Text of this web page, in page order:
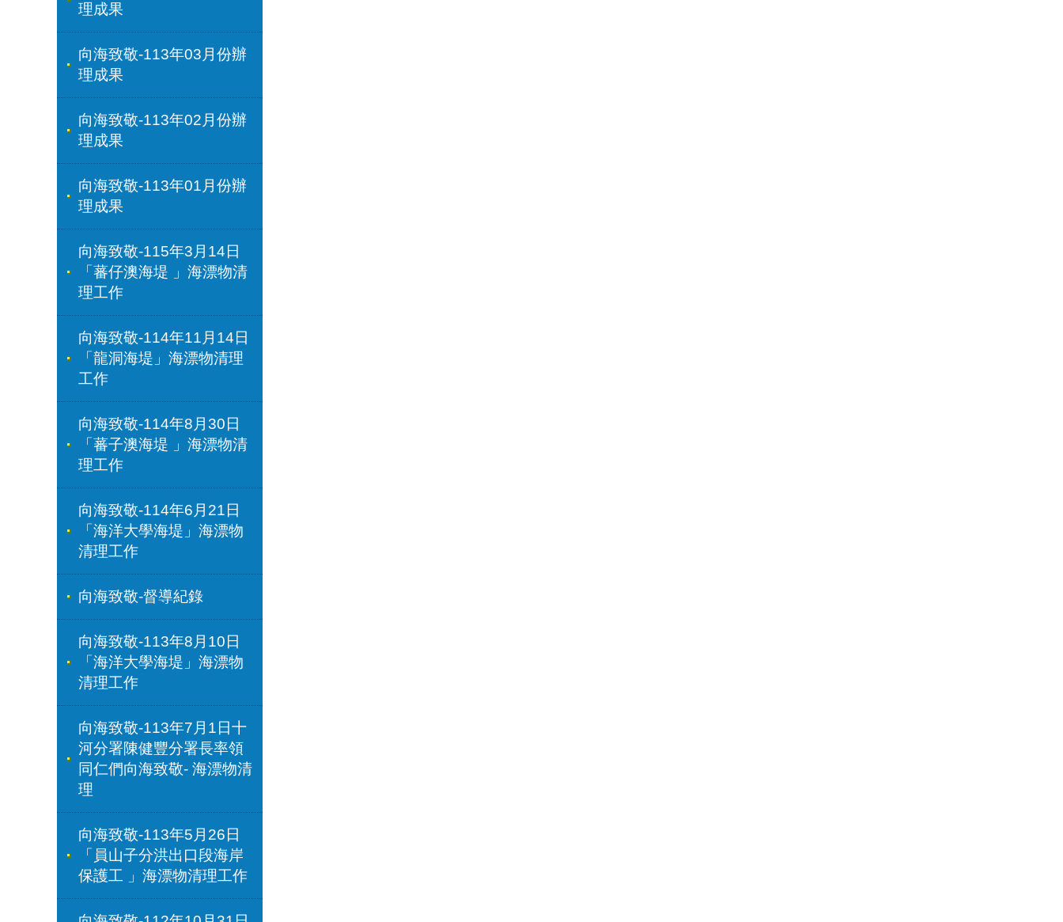
理成果
向海致敬-113年03月份辦
理成果
向海致敬-113年02月份辦
理成果
向海致敬-113年01月份辦
理成果
向海致敬-115年3月14日
「蕃仔澳海堤 」海漂物清
理工作
向海致敬-114年11月14日
「龍洞海堤」海漂物清理
工作
向海致敬-114年8月30日
「蕃子澳海堤 」海漂物清
理工作
向海致敬-114年6月21日
「海洋大學海堤」海漂物
清理工作
向海致敬-督導紀錄
向海致敬-113年8月10日
「海洋大學海堤」海漂物
清理工作
向海致敬-113年7月1日十
河分署陳健豐分署長率領
同仁們向海致敬- 海漂物清
理
向海致敬-113年5月26日
「員山子分洪出口段海岸
保護工 」海漂物清理工作